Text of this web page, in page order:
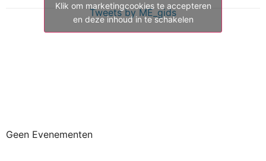
Tweets by ME_gids
Klik om marketingcookies te accepteren
en deze inhoud in te schakelen
Geen Evenementen